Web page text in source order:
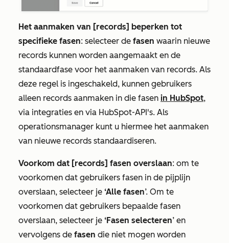
Het aanmaken van [records] beperken tot
specifieke fasen: selecteer de fasen waarin nieuwe
records kunnen worden aangemaakt en de
standaardfase voor het aanmaken van records. Als
deze regel is ingeschakeld, kunnen gebruikers
alleen records aanmaken in die fasen in HubSpot,
via integraties en via HubSpot-API's. Als
operationsmanager kunt u hiermee het aanmaken
van nieuwe records standaardiseren.
Voorkom dat [records] fasen overslaan: om te
voorkomen dat gebruikers fasen in de pijplijn
overslaan, selecteer je ‘Alle fasen’. Om te
voorkomen dat gebruikers bepaalde fasen
overslaan, selecteer je ‘Fasen selecteren’ en
vervolgens de fasen die niet mogen worden